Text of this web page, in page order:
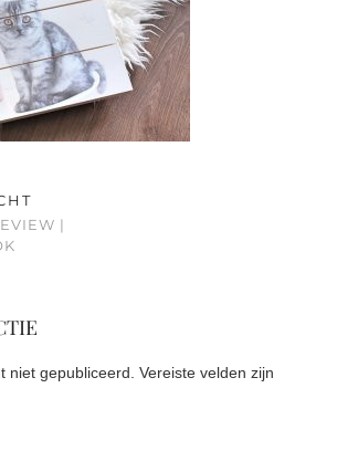
|
niet gepubliceerd. Vereiste velden zijn